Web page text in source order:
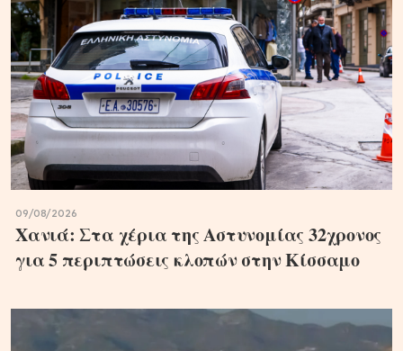
09/08/2026
Χανιά: Στα χέρια της Αστυνομίας 32χρονος
για 5 περιπτώσεις κλοπών στην Κίσσαμο